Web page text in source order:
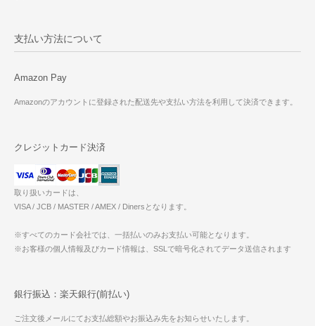
支払い方法について
Amazon Pay
Amazonのアカウントに登録された配送先や支払い方法を利用して決済できます。
クレジットカード決済
取り扱いカードは、
VISA / JCB / MASTER / AMEX / Dinersとなります。
※すべてのカード会社では、一括払いのみお支払い可能となります。
※お客様の個人情報及びカード情報は、SSLで暗号化されてデータ送信されます
銀行振込：楽天銀行(前払い)
ご注文後メールにてお支払総額やお振込み先をお知らせいたします。